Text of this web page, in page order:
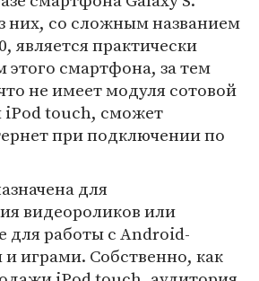
них, со сложным названием
является практически
смартфона, за тем
не имеет модуля сотовой
iPod touch, сможет
при подключении по
для
видеороликов или
для работы с Android-
играми. Собственно, как